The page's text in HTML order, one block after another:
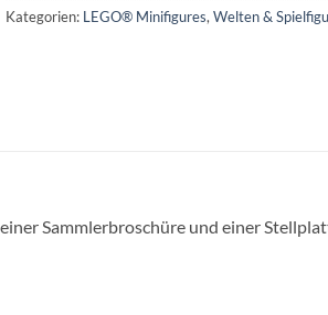
Kategorien: LEGO® Minifigures, Welten &
Sammlerbroschüre und einer